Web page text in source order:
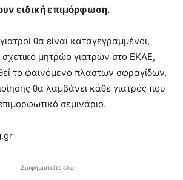
ειδική επιμόρφωση.
θα είναι καταγεγραμμένοι,
μητρώο γιατρών στο ΕΚΑΕ,
το φαινόμενο πλαστών σφραγίδων,
θα λαμβάνει κάθε γιατρός που
σεμινάριο.
Διαφημιστείτε εδώ